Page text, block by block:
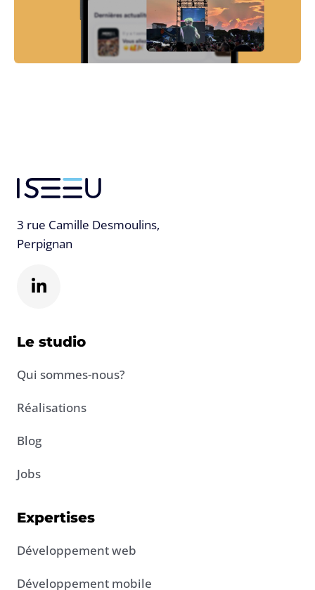
3 rue Camille Desmoulins,
Perpignan
i
e
i
-
n
Le studio
Qui sommes-nous?
Réalisations
Blog
Jobs
Expertises
Développement web
Développement mobile